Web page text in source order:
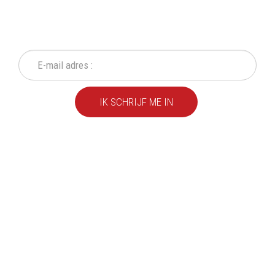
IK SCHRIJF ME IN